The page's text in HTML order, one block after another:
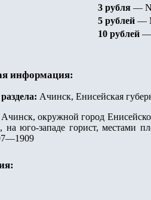
3 рубля —
5 рублей —
10 рублей —
информация:
Ачинск, Енисейская
Ачинск, окружной город
на юго-западе горист, местами